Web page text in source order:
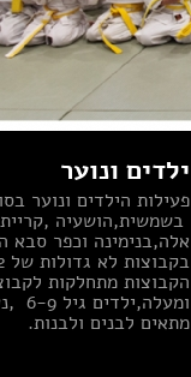
ילדים ונוער
פעילות הילדים ונוער
בשמשית,הושעיה
אלה,בנימינה וכפר סבא
מתאים לבנים ולבנות.